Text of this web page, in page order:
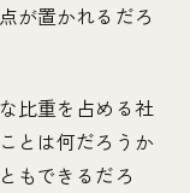
が置かれるだろ
比重を占める社
とは何だろうか
もできるだろ